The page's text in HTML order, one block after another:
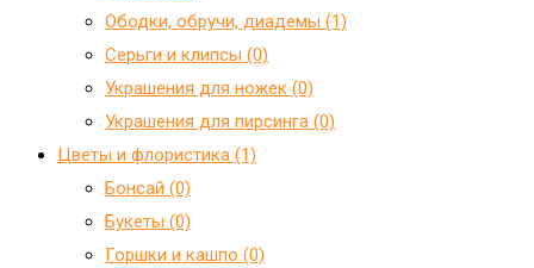
Ободки, обручи, диадемы (1)
Серьги и клипсы (0)
Украшения для ножек (0)
Украшения для пирсинга (0)
Цветы и флористика (1)
Бонсай (0)
Букеты (0)
Горшки и кашпо (0)